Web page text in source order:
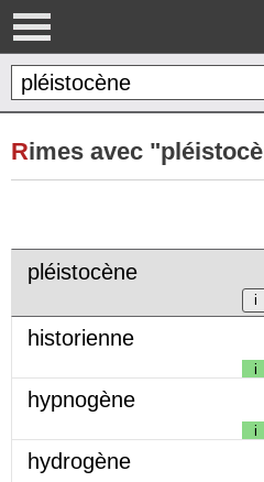
Rimes avec
pléistocène
historienne
i
hypnogène
i
hydrogène